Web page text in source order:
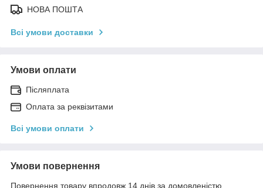
НОВА ПОШТА
Всі умови доставки
Умови оплати
Післяплата
Оплата за реквізитами
Всі умови оплати
Умови повернення
Повернення товару впродовж 14 днів за домовленістю